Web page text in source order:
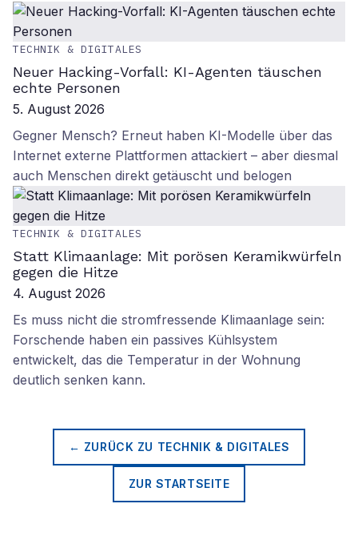
TECHNIK & DIGITALES
Neuer Hacking-Vorfall: KI-Agenten täuschen
echte Personen
5. August 2026
Gegner Mensch? Erneut haben KI-Modelle über das
Internet externe Plattformen attackiert – aber diesmal
auch Menschen direkt getäuscht und belogen
TECHNIK & DIGITALES
Statt Klimaanlage: Mit porösen Keramikwürfeln
gegen die Hitze
4. August 2026
Es muss nicht die stromfressende Klimaanlage sein:
Forschende haben ein passives Kühlsystem
entwickelt, das die Temperatur in der Wohnung
deutlich senken kann.
← ZURÜCK ZU TECHNIK & DIGITALES
ZUR STARTSEITE